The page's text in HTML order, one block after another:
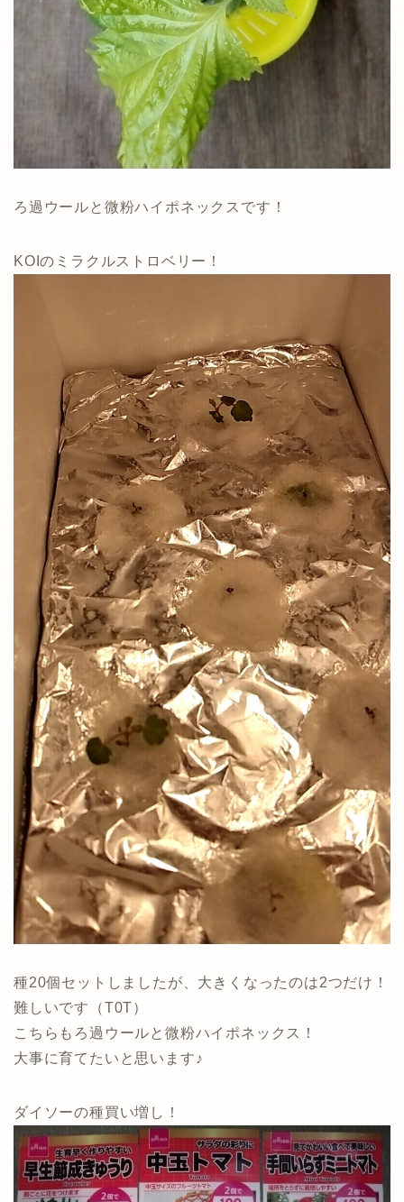
ろ過ウールと微粉ハイポネックスです！
KOIのミラクルストロベリー！
種20個セットしましたが、大きくなったのは2つだけ！
難しいです（T0T）
こちらもろ過ウールと微粉ハイポネックス！
大事に育てたいと思います♪
ダイソーの種買い増し！